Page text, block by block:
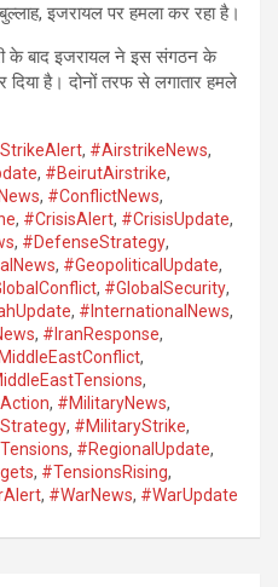
इजरायल पर हमला कर रहा है।
के बाद इजरायल ने इस संगठन के
दिया है। दोनों तरफ से लगातार हमले
, #AirstrikeNews,
, #BeirutAirstrike,
, #ConflictNews,
, #CrisisAlert, #CrisisUpdate,
, #DefenseStrategy,
, #GeopoliticalUpdate,
, #GlobalSecurity,
, #InternationalNews,
, #IranResponse,
,
,
, #MilitaryNews,
, #MilitaryStrike,
, #RegionalUpdate,
, #TensionsRising,
, #WarNews, #WarUpdate